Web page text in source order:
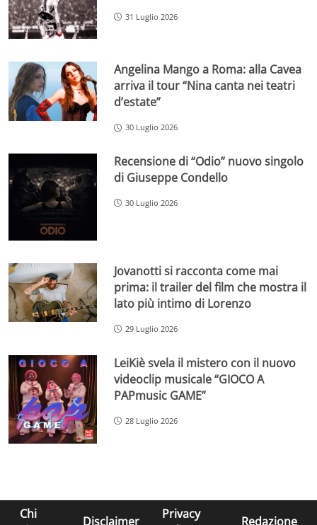
31 Luglio 2026
Angelina Mango a Roma: alla Cavea
arriva il tour “Nina canta nei teatri
d’estate”
30 Luglio 2026
Recensione di “Odio” nuovo singolo
di Giuseppe Condello
30 Luglio 2026
Jovanotti si racconta come mai
prima: il trailer del film che mostra il
lato più intimo di Lorenzo
29 Luglio 2026
LeiKiè svela il mistero con il nuovo
videoclip musicale “GIOCO A
PAPmusic GAME”
28 Luglio 2026
Chi
Disclaimer
Privacy
Redazione